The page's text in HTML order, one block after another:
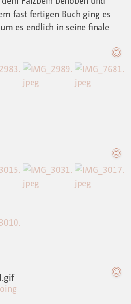
fast fertigen Buch ging es
es endlich in seine finale